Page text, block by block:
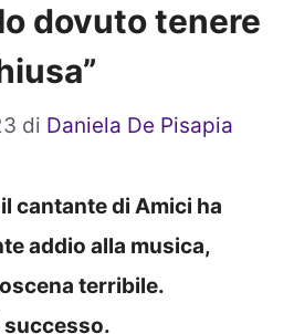
dovuto tenere
di Daniela De Pisapia
cantante di Amici ha
addio alla musica,
terribile.
successo.